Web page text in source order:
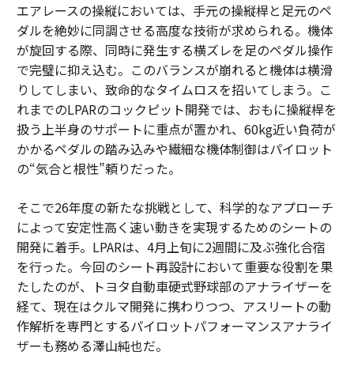
エアレースの操縦においては、手元の操縦桿と足元のペ
ダルを絶妙に同調させる高度な技術が求められる。機体
が旋回する際、同時に発生する横ズレを足のペダル操作
で完璧に抑え込む。このバランスが崩れると機体は横滑
りしてしまい、致命的なタイムロスを招いてしまう。こ
れまでのLPARのコックピット開発では、おもに操縦桿を
扱う上半身のサポートに重点が置かれ、60kg近い負荷が
かかるペダルの踏み込みや繊細な機体制御はパイロット
の“気合と根性”頼りだった。
そこで26年度の新たな挑戦として、科学的なアプローチ
によって安定性高く速い動きを実現するためのシートの
開発に着手。LPARは、4月上旬に2週間に及ぶ強化合宿
を行った。今回のシート再設計において重要な役割を果
たしたのが、トヨタ自動車硬式野球部のアナライザーを
経て、現在はクルマ開発に携わりつつ、アスリートの動
作解析を専門とするパイロットパフォーマンスアナライ
ザーも務める澤山純也だ。